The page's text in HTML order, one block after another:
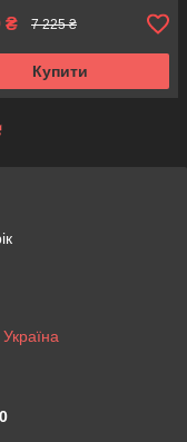
₴ 7 225 ₴
Купити